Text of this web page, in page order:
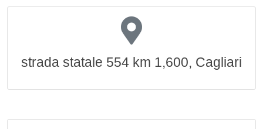
strada statale 554 km 1,600, Cagliari